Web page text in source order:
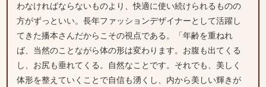
わなければならないものより、快適に使い続けられるものの
方がずっといい。長年ファッションデザイナーとして活躍し
てきた播本さんだからこその視点である。「年齢を重ねれ
ば、当然のことながら体の形は変わります。お腹も出てくる
し、お尻も垂れてくる。自然なことです。それでも、美しく
体形を整えていくことで自信も湧くし、内から美しい輝きが